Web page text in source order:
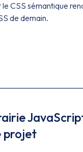
CSS sémantique
de demain.
projet